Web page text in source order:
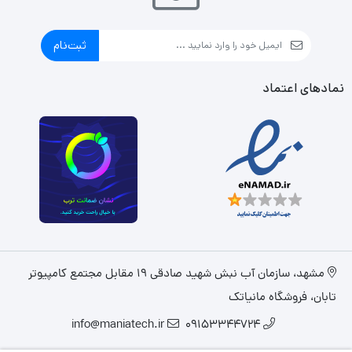
ثبت‌نام
نمادهای اعتماد
مشهد، سازمان آب نبش شهید صادقی 19 مقابل مجتمع کامپیوتر
تابان، فروشگاه مانیاتک
09153344724
info@maniatech.ir